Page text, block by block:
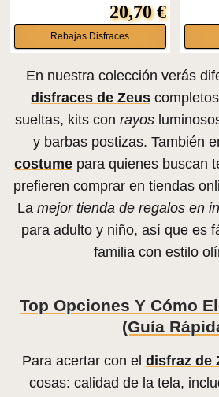
20,70 €
Rebajas Disfraces
En nuestra colección verás
disfraces de Zeus
sueltas, kits con rayos
y barbas postizas. También
costume para quienes buscan
prefieren comprar en tiendas
La mejor tienda de regalos en
para adulto y niño, así que es
familia con estilo
Top Opciones Y Cómo
(guía
Para acertar con el disfraz de
cosas: calidad de la tela,